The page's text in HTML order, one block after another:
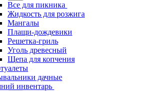
Все для пикника
Жидкость для розжига
Мангалы
Плащи-дождевики
Решетка-гриль
Уголь древесный
Щепа для копчения
дачные
инвентарь